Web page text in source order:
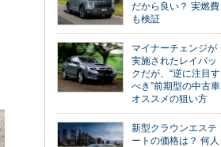
だから良い？ 実燃費
も検証
マイナーチェンジが
実施されたレイバッ
クだが、“逆に注目す
べき”前期型の中古車
オススメの狙い方
新型クラウンエステ
ートの価格は？ 何人